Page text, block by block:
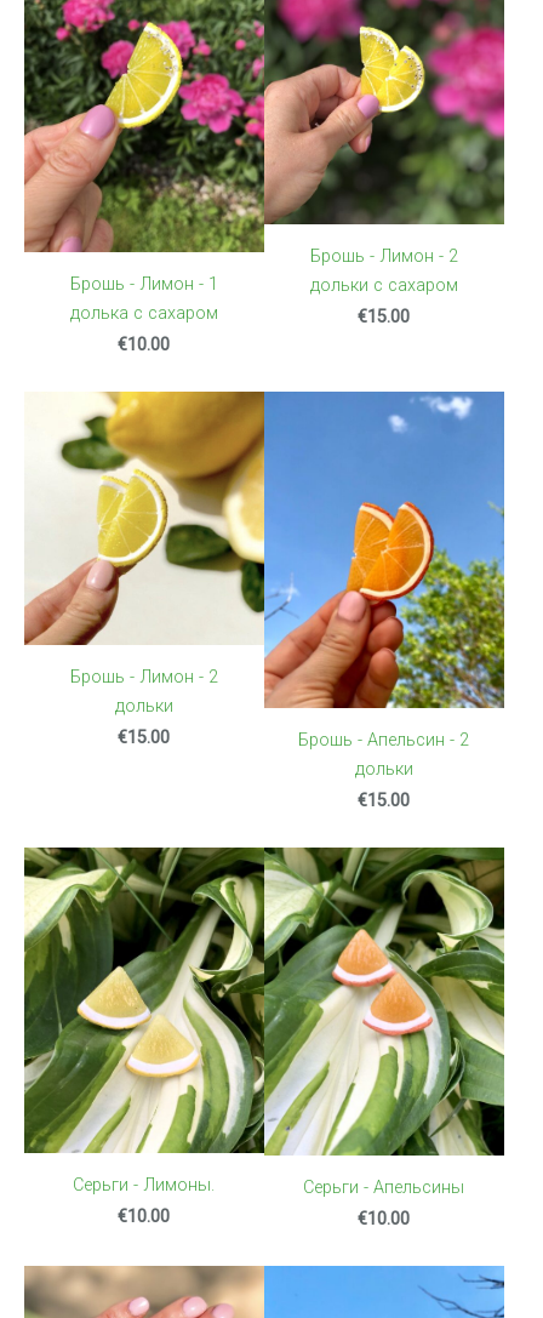
Брошь - Лимон - 1
долька с сахаром
€10.00
Брошь - Лимон - 2
дольки с сахаром
€15.00
Брошь - Лимон - 2
дольки
€15.00
Брошь - Апельсин - 2
дольки
€15.00
Серьги - Лимоны.
€10.00
Серьги - Апельсины
€10.00